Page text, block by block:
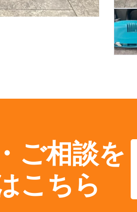
ご相談を
こちら